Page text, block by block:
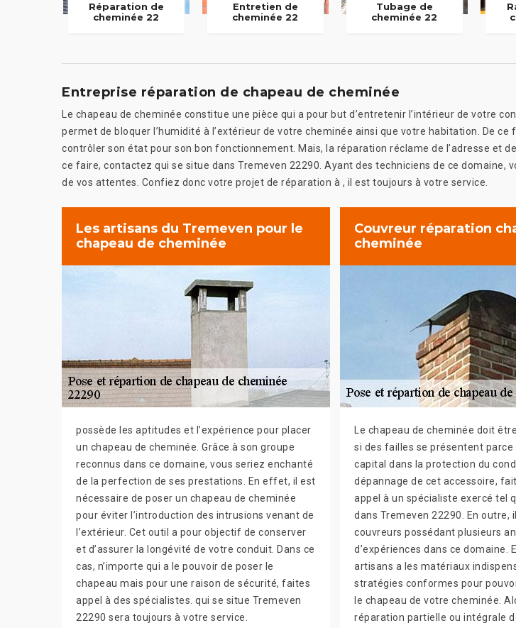
Réparation de
cheminée 22
Entretien de
cheminée 22
Tubage de
cheminée 22
Entreprise réparation de chapeau de cheminée
Le chapeau de cheminée constitue une pièce qui a pour but d’entretenir l’intérieur de votre
permet de bloquer l’humidité à l’extérieur de votre cheminée ainsi que votre habitation. De ce
contrôler son état pour son bon fonctionnement. Mais, la réparation réclame de l’adresse et
ce faire, contactez qui se situe dans Tremeven 22290. Ayant des techniciens de ce domaine,
de vos attentes. Confiez donc votre projet de réparation à , il est toujours à votre service.
Les artisans du Tremeven pour le
chapeau de cheminée
possède les aptitudes et l’expérience pour placer
un chapeau de cheminée. Grâce à son groupe
reconnus dans ce domaine, vous seriez enchanté
de la perfection de ses prestations. En effet, il est
nécessaire de poser un chapeau de cheminée
pour éviter l’introduction des intrusions venant de
l’extérieur. Cet outil a pour objectif de conserver
et d’assurer la longévité de votre conduit. Dans ce
cas, n’importe qui a le pouvoir de poser le
chapeau mais pour une raison de sécurité, faites
appel à des spécialistes. qui se situe Tremeven
22290 sera toujours à votre service.
Couvreur réparation
cheminée
Le chapeau de cheminée doit
si des failles se présentent parce
capital dans la protection du
dépannage de cet accessoire,
appel à un spécialiste exercé tel
dans Tremeven 22290. En outre,
couvreurs possédant plusieurs
d’expériences dans ce domaine.
artisans a les matériaux
stratégies conformes pour
le chapeau de votre cheminée.
réparation partielle ou intégrale